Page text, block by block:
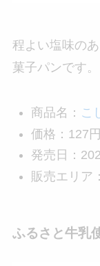
程よい塩味の
菓子パンです。
商品名： こ
価格：127円
発売日：
販売エリア
ふるさと牛乳